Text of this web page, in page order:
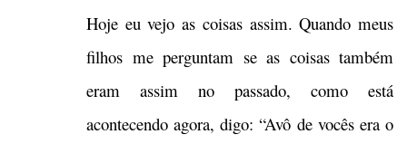
Hoje eu vejo as coisas assim. Quando meus
filhos me perguntam se as coisas também
eram assim no passado, como está
acontecendo agora, digo: “Avô de vocês era o